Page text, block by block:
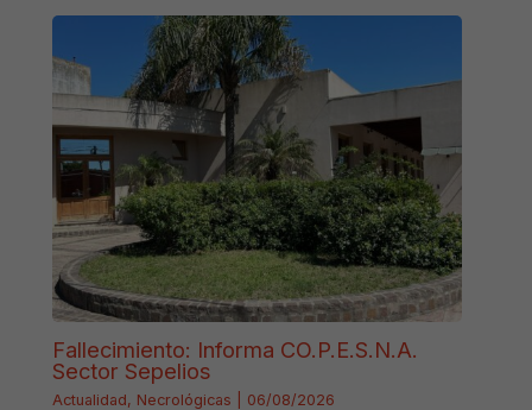
Fallecimiento: Informa CO.P.E.S.N.A.
Sector Sepelios
Actualidad, Necrológicas 06/08/2026